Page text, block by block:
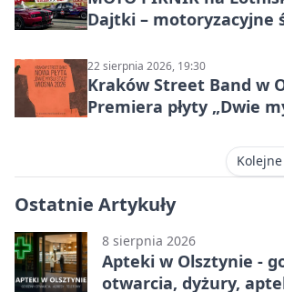
Dajtki – motoryzacyjne
22 sierpnia 2026, 19:30
Kraków Street Band w
Premiera płyty „Dwie
Ostatnie Artykuły
8 sierpnia 2026
Apteki w Olsztynie -
otwarcia, dyżury,